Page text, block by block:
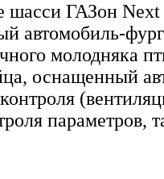
шасси ГАЗон Next
автомобиль-
молодняка
оснащенный
параметров,